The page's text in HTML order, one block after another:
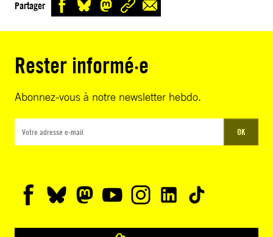
Partager
Rester informé·e
Abonnez-vous à notre newsletter hebdo.
OK